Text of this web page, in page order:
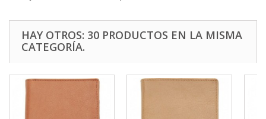
HAY OTROS: 30 PRODUCTOS EN LA MISMA
CATEGORÍA.